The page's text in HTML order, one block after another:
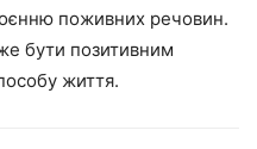
поживних речовин.
бути позитивним
життя.